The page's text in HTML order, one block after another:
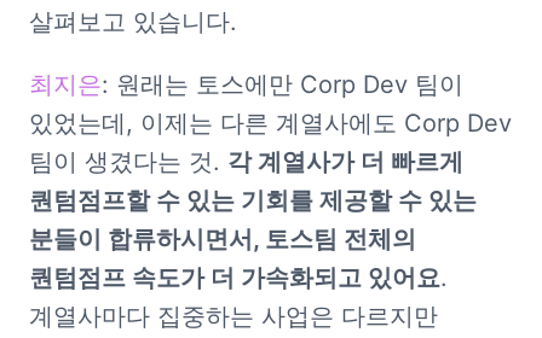
살펴보고 있습니다.
최지은: 원래는 토스에만 Corp Dev 팀이
있었는데, 이제는 다른 계열사에도 Corp Dev
팀이 생겼다는 것. 각 계열사가 더 빠르게
퀀텀점프할 수 있는 기회를 제공할 수 있는
분들이 합류하시면서, 토스팀 전체의
퀀텀점프 속도가 더 가속화되고 있어요.
계열사마다 집중하는 사업은 다르지만